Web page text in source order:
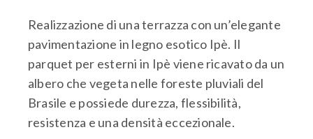
Realizzazione di una terrazza con un’elegante
pavimentazione in legno esotico Ipè. Il
parquet per esterni in Ipè viene ricavato da un
albero che vegeta nelle foreste pluviali del
Brasile e possiede durezza, flessibilità,
resistenza e una densità eccezionale.